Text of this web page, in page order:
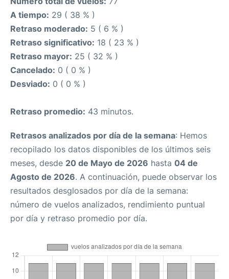
A tiempo: 29 ( 38 % )
Retraso moderado: 5 ( 6 % )
Retraso significativo: 18 ( 23 % )
Retraso mayor: 25 ( 32 % )
Cancelado: 0 ( 0 % )
Desviado: 0 ( 0 % )
Retraso promedio: 43 minutos.
Retrasos analizados por día de la semana: Hemos
recopilado los datos disponibles de los últimos seis
meses, desde 20 de Mayo de 2026 hasta 04 de
Agosto de 2026. A continuación, puede observar los
resultados desglosados por día de la semana:
número de vuelos analizados, rendimiento puntual
por día y retraso promedio por día.